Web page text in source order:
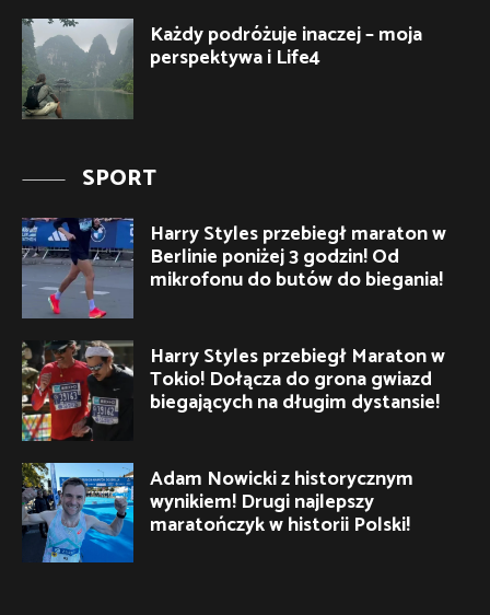
Każdy podróżuje inaczej – moja
perspektywa i Life4
SPORT
Harry Styles przebiegł maraton w
Berlinie poniżej 3 godzin! Od
mikrofonu do butów do biegania!
Harry Styles przebiegł Maraton w
Tokio! Dołącza do grona gwiazd
biegających na długim dystansie!
Adam Nowicki z historycznym
wynikiem! Drugi najlepszy
maratończyk w historii Polski!